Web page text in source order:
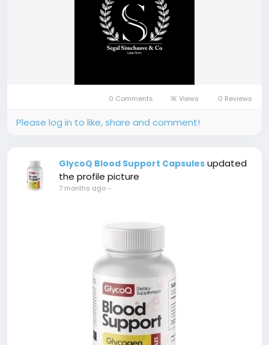
0 Comments 1K Views 0 Reviews
Please log in to like, share and comment!
GlycoQ Blood Support Capsules updated
the profile picture
7 months ago-